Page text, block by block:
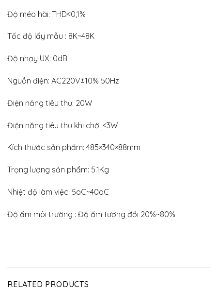
Độ méo hài: THD<0,1%
Tốc độ lấy mẫu : 8K~48K
Độ nhạy UX: 0dB
Nguồn điện: AC220V±10% 50Hz
Điện năng tiêu thụ: 20W
Điện năng tiêu thụ khi chờ: <3W
Kích thước sản phẩm: 485×340×88mm
Trọng lượng sản phẩm: 5.1Kg
Nhiệt độ làm việc: 5oC~40oC
Độ ẩm môi trường : Độ ẩm tương đối 20%~80%
RELATED PRODUCTS